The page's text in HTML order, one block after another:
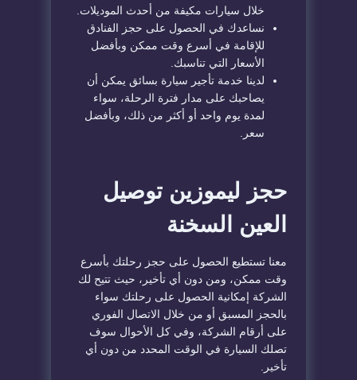
خلال سيارات مكيفة من أحدث الموديلات.
نساعدك في الحصول على حجز الفنادق
للإقامة في أسرع وقت ممكن وبأفضل
الأسعار التي تناسبك.
لدينا خدمة تأجير سيارة بسائق يمكن أن
يصاحبك على مدار فترة الرحلة، سواء
لمدة يوم واحد أو أكثر من ذلك، وبأفضل
سعر.
حجز ليموزين توصيل
العين السخنة
معنا تستطيع الحصول على حجز رحلتك بأسرع
وقت ممكن، ومن دون أي تأخير، حيث تتيح لك
الشركة إمكانية الحصول على رحلتك سواء
بالحجز المسبق أو من خلال الاتصال الفوري
على أرقام الشركة، وفي كل الأحوال سوف
تصلك السيارة في الوقت المحدد من دون أي
تأخير.